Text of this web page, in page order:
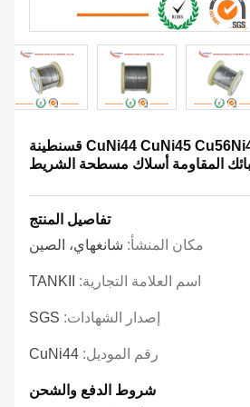
CuNi44 CuNi45 Cu56Ni44 CuNi44Mn قسنطينة
المقاومة أسلاك مسطحة الشريط
تفاصيل المنتج
مكان المنشأ: شانغهاي، الصين
اسم العلامة التجارية: TANKII
إصدار الشهادات: SGS
رقم الموديل: CuNi44
شروط الدفع والشحن